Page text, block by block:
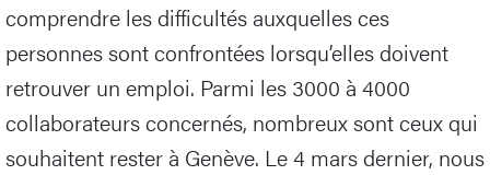
comprendre les difficultés auxquelles ces
personnes sont confrontées lorsqu’elles doivent
retrouver un emploi. Parmi les 3000 à 4000
collaborateurs concernés, nombreux sont ceux qui
souhaitent rester à Genève. Le 4 mars dernier, nous